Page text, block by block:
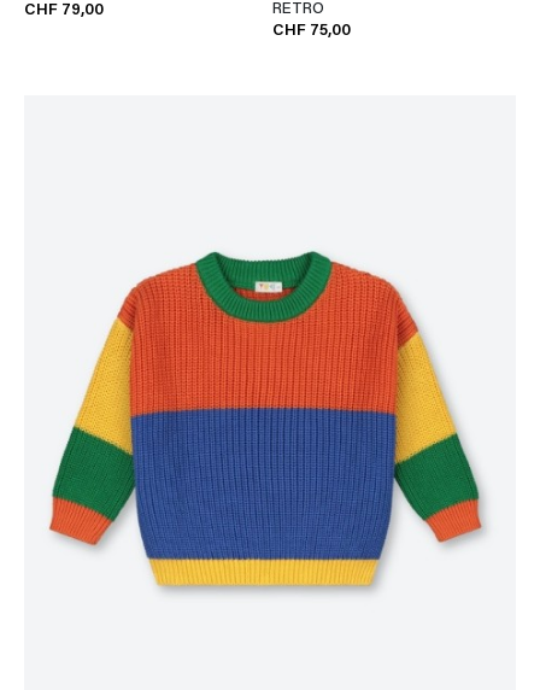
CHF 79,00
RETRO
CHF 75,00